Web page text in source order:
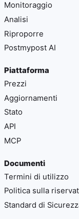
Monitoraggio
Analisi
Riproporre
Postmypost AI
Piattaforma
Prezzi
Aggiornamenti
Stato
API
MCP
Documenti
Termini di utilizzo
Politica sulla
Standard di